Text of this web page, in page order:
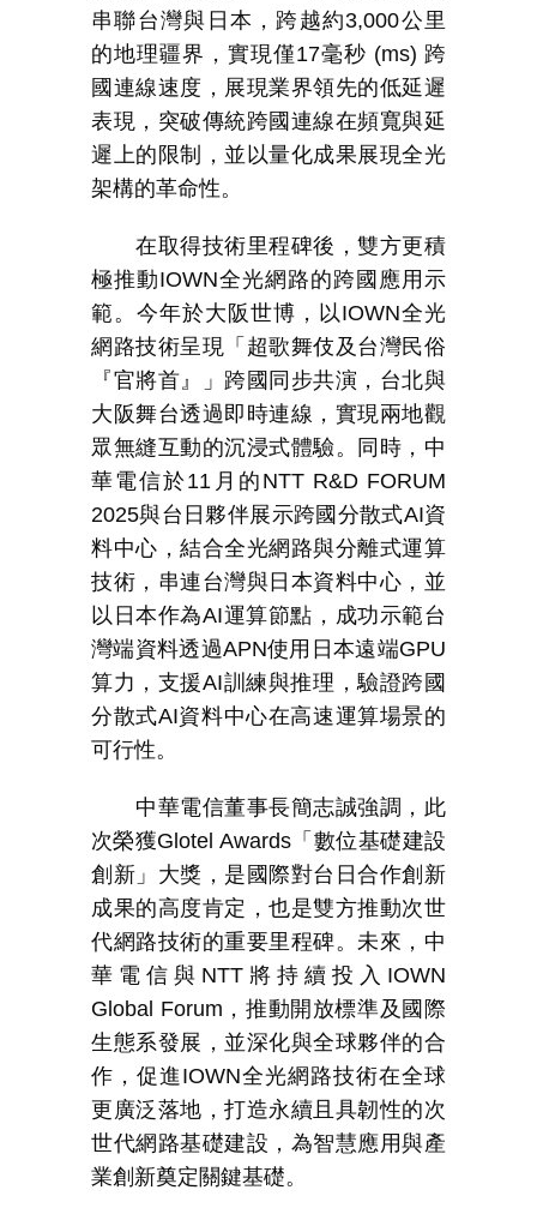
串聯台灣與日本，跨越約3,000公里
的地理疆界，實現僅17毫秒 (ms) 跨
國連線速度，展現業界領先的低延遲
表現，突破傳統跨國連線在頻寬與延
遲上的限制，並以量化成果展現全光
架構的革命性。
在取得技術里程碑後，雙方更積
極推動IOWN全光網路的跨國應用示
範。今年於大阪世博，以IOWN全光
網路技術呈現「超歌舞伎及台灣民俗
『官將首』」跨國同步共演，台北與
大阪舞台透過即時連線，實現兩地觀
眾無縫互動的沉浸式體驗。同時，中
華電信於11 月的 NTT R&D FORUM
2025與台日夥伴展示跨國分散式AI資
料中心，結合全光網路與分離式運算
技術，串連台灣與日本資料中心，並
以日本作為AI運算節點，成功示範台
灣端資料透過APN使用日本遠端GPU
算力，支援AI訓練與推理，驗證跨國
分散式AI資料中心在高速運算場景的
可行性。
中華電信董事長簡志誠強調，此
次榮獲Glotel Awards「數位基礎建設
創新」大獎，是國際對台日合作創新
成果的高度肯定，也是雙方推動次世
代網路技術的重要里程碑。未來，中
華電信與 NTT 將持續投入 IOWN
Global Forum ，推動開放標準及國際
生態系發展，並深化與全球夥伴的合
作，促進 IOWN全光網路技術在全球
更廣泛落地，打造永續且具韌性的次
世代網路基礎建設，為智慧應用與產
業創新奠定關鍵基礎。